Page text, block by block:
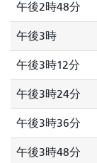
午後2時48分
午後3時
午後3時12分
午後3時24分
午後3時36分
午後3時48分